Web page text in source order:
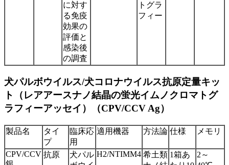
に対す
る免疫
効果の
評価と
感染後
の調査
トグラ
フィー
犬パルボウイルス/犬コロナウイルス抗原定量キッ
ト（レアアースナノ結晶の蛍光イムノクロマトグ
ラフィーアッセイ）（CPV/CCV Ag）
製品名
タイ
プ
臨床応
用
適用機器 方法論 仕様 メモリ
CPV/CCV 抗原
犬パル H2/NTIMM4 希土類 1箱あ
2～